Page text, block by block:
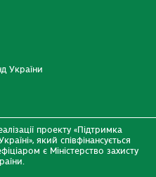
України
проекту «Підтримка
який співфінансується
є Міністерство захисту